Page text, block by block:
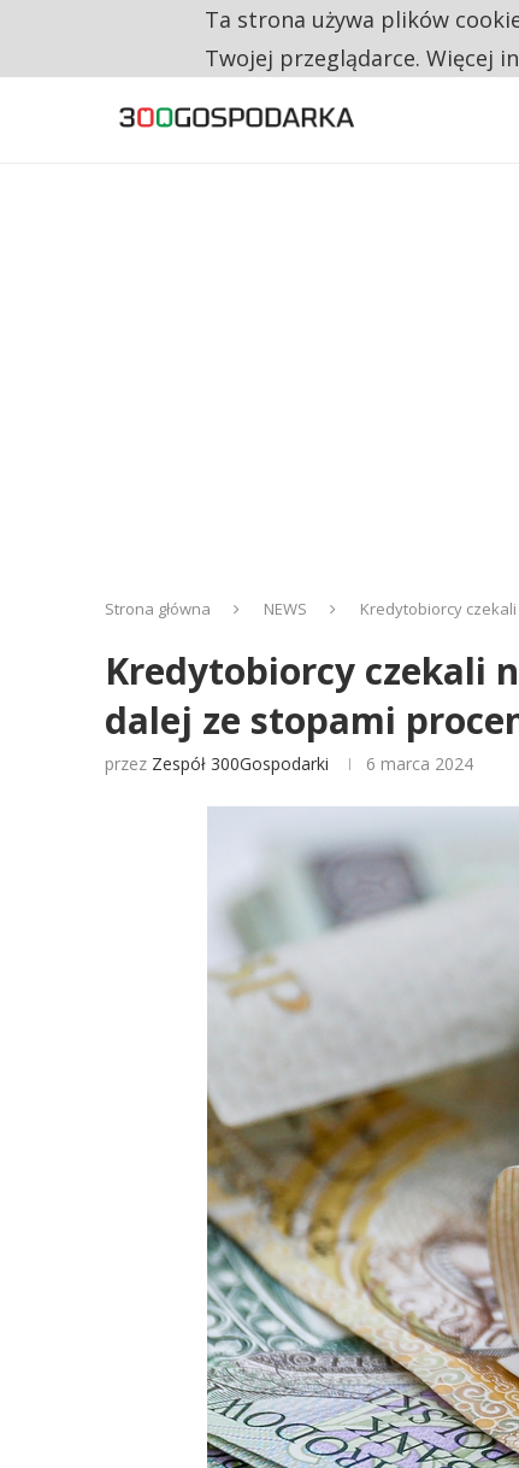
NA JEDEN WAKAT PRZYPADAJĄ 62
Strona główna NEWS Kredytobiorcy
Kredytobiorcy czekali
dalej ze stopami
przez Zespół 300Gospodarki 6 marca 2024
Ta strona używa plików
Twojej przeglądarce. Więcej